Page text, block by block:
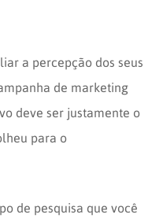
a percepção dos seus
de marketing
deve ser justamente o
para o
de pesquisa que você